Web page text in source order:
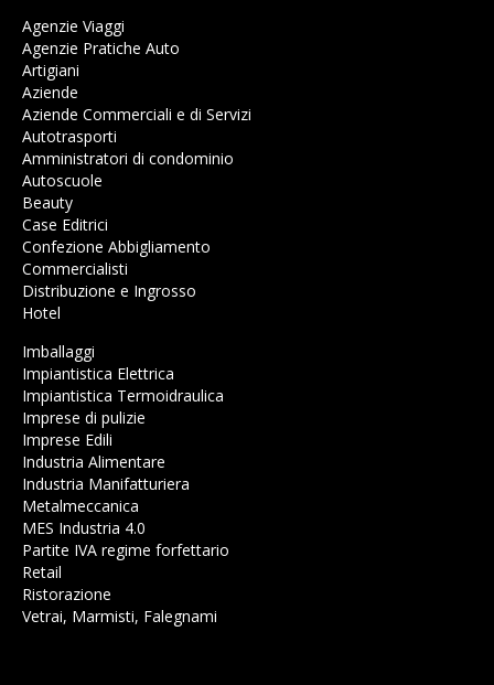
Agenzie Viaggi
Agenzie Pratiche Auto
Artigiani
Aziende
Aziende Commerciali e di Servizi
Autotrasporti
Amministratori di condominio
Autoscuole
Beauty
Case Editrici
Confezione Abbigliamento
Commercialisti
Distribuzione e Ingrosso
Hotel
Imballaggi
Impiantistica Elettrica
Impiantistica Termoidraulica
Imprese di pulizie
Imprese Edili
Industria Alimentare
Industria Manifatturiera
Metalmeccanica
MES Industria 4.0
Partite IVA regime forfettario
Retail
Ristorazione
Vetrai, Marmisti, Falegnami